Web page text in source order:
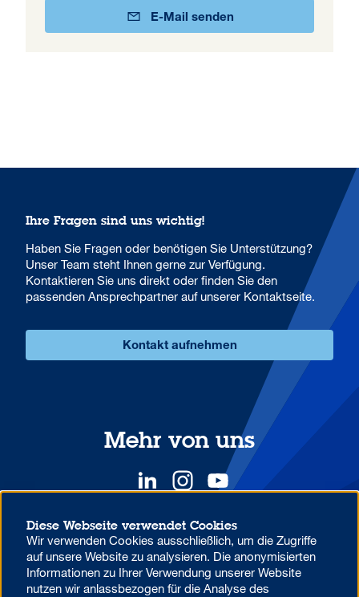
E-Mail senden
Ihre Fragen sind uns wichtig!
Haben Sie Fragen oder benötigen Sie Unterstützung?
Unser Team steht Ihnen gerne zur Verfügung.
Kontaktieren Sie uns direkt oder finden Sie den
passenden Ansprechpartner auf unserer Kontaktseite.
Kontakt aufnehmen
Mehr von uns
YOUR COMPETITIVE ADVANTAGE.
Diese Webseite verwendet Cookies
Wir verwenden Cookies ausschließlich, um die Zugriffe
auf unsere Website zu analysieren. Die anonymisierten
Informationen zu Ihrer Verwendung unserer Website
nutzen wir anlassbezogen für die Analyse des